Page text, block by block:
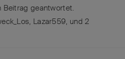
Beitrag geantwortet.
, Lazar559, und2